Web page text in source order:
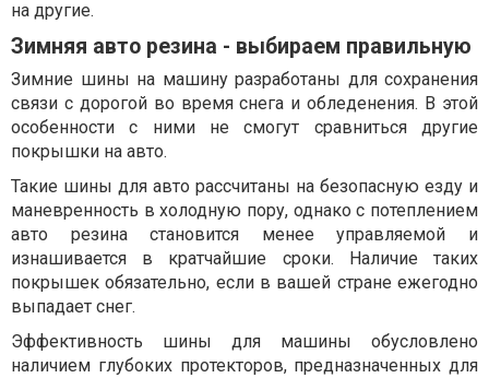
на другие.
Зимняя авто резина - выбираем правильную
Зимние шины на машину разработаны для сохранения
связи с дорогой во время снега и обледенения. В этой
особенности с ними не смогут сравниться другие
покрышки на авто.
Такие шины для авто рассчитаны на безопасную езду и
маневренность в холодную пору, однако с потеплением
авто резина становится менее управляемой и
изнашивается в кратчайшие сроки. Наличие таких
покрышек обязательно, если в вашей стране ежегодно
выпадает снег.
Эффективность шины для машины обусловлено
наличием глубоких протекторов, предназначенных для